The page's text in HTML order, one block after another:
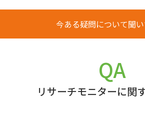
今ある疑問について聞
QA
リサーチモニターに関